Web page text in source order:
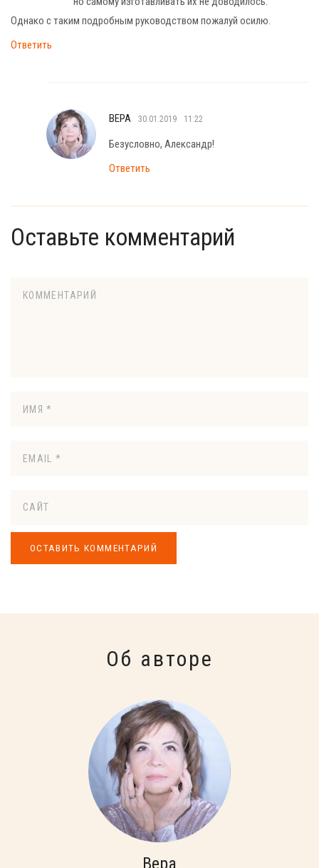
Однако с таким подробным руководством пожалуй осилю.
Ответить
ВЕРА 30.01.2019 11:22
Безусловно, Александр!
Ответить
Оставьте комментарий
Об авторе
Вера